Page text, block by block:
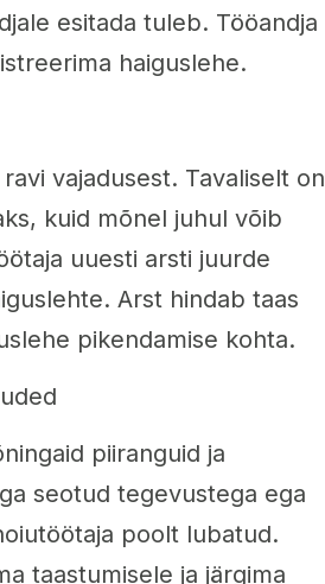
esitada tuleb. Tööandja
haiguslehe.
vajadusest. Tavaliselt on
kuid mõnel juhul võib
uuesti arsti juurde
Arst hindab taas
pikendamise kohta.
piiranguid ja
seotud tegevustega ega
poolt lubatud.
taastumisele ja järgima